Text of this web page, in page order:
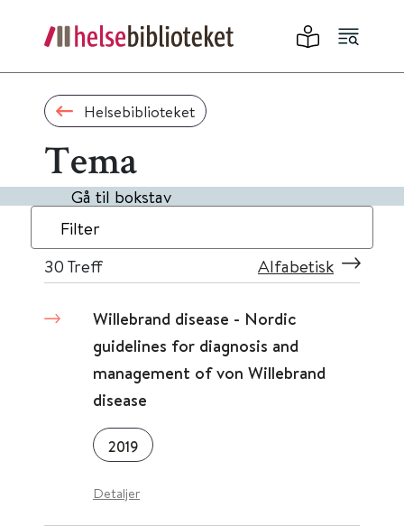
Helsebiblioteket
Tema
Gå til bokstav
Filter
30 Treff Alfabetisk
Willebrand disease - Nordic
guidelines for diagnosis and
management of von Willebrand
disease
2019
Detaljer